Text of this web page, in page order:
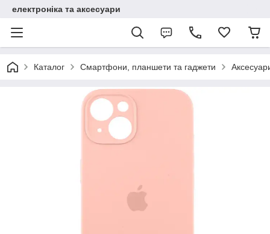
електроніка та аксесуари
Каталог Смартфони, планшети та гаджети